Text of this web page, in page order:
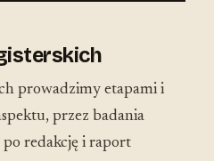
prowadzimy etapami i
przez badania
po redakcję i raport